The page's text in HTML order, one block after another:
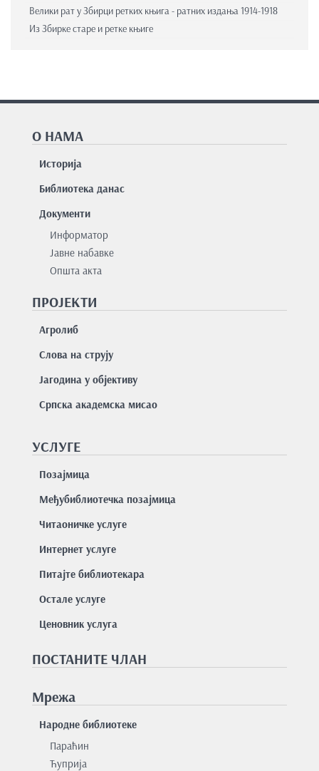
Велики рат у Збирци ретких књига - ратних издања 1914-1918
Из Збирке старе и ретке књиге
О НАМА
Историја
Библиотека данас
Документи
Информатор
Јавне набавке
Општа акта
ПРОЈЕКТИ
Агролиб
Слова на струју
Јагодина у објективу
Српска академска мисао
УСЛУГЕ
Позајмицa
Међубиблиотечка позајмица
Читаоничке услуге
Интернет услуге
Питајте библиотекара
Остале услуге
Ценовник услуга
ПОСТАНИТЕ ЧЛАН
Мрежа
Народне библиотеке
Параћин
Ћуприја